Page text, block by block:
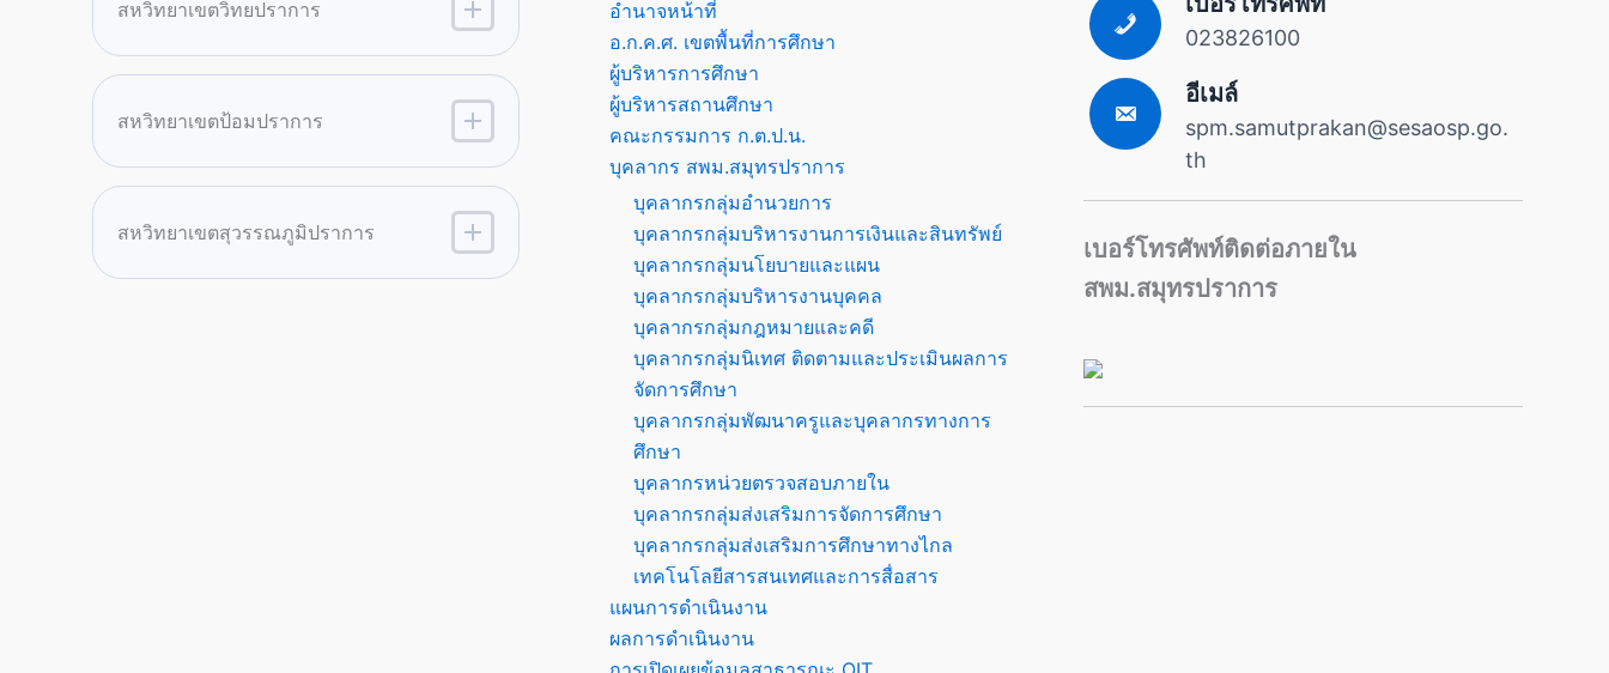
สหวิทยาเขตวิทยปราการ
สหวิทยาเขตป้อมปราการ
สหวิทยาเขตสุวรรณภูมิปราการ
อำนาจหน้าที่
อ.ก.ค.ศ. เขตพื้นที่การศึกษา
ผู้บริหารการศึกษา
ผู้บริหารสถานศึกษา
คณะกรรมการ ก.ต.ป.น.
บุคลากร สพม.สมุทรปราการ
บุคลากรกลุ่มอำนวยการ
บุคลากรกลุ่มบริหารงานการเงินและสินทรัพย์
บุคลากรกลุ่มนโยบายและแผน
บุคลากรกลุ่มบริหารงานบุคคล
บุคลากรกลุ่มกฎหมายและคดี
บุคลากรกลุ่มนิเทศ ติดตามและประเมินผลการ
จัดการศึกษา
บุคลากรกลุ่มพัฒนาครูและบุคลากรทางการ
ศึกษา
บุคลากรหน่วยตรวจสอบภายใน
บุคลากรกลุ่มส่งเสริมการจัดการศึกษา
บุคลากรกลุ่มส่งเสริมการศึกษาทางไกล
เทคโนโลยีสารสนเทศและการสื่อสาร
แผนการดำเนินงาน
ผลการดำเนินงาน
023826100
อีเมล์
spm.samutprakan@sesaosp.go.
th
เบอร์โทรศัพท์ติดต่อภายใน
สพม.สมุทรปราการ